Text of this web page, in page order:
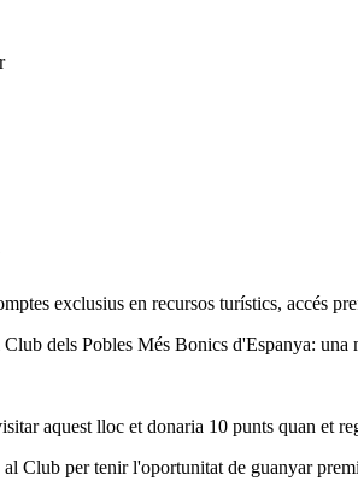
exclusius en recursos turístics, accés
dels Pobles Més Bonics d'Espanya:
aquest lloc et donaria 10 punts quan et
Club per tenir l'oportunitat de guanyar